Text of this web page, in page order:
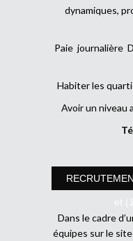
dynamiques,
Paie journalière
Habiter les
Avoir un niveau
et
Dans le cadre
équipes sur le